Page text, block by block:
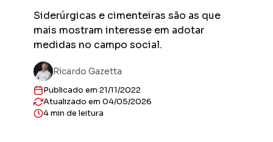
Siderúrgicas e cimenteiras são as que
mais mostram interesse em adotar
medidas no campo social.
Ricardo Gazetta
Publicado em 21/11/2022
Atualizado em 04/05/2026
4 min de leitura